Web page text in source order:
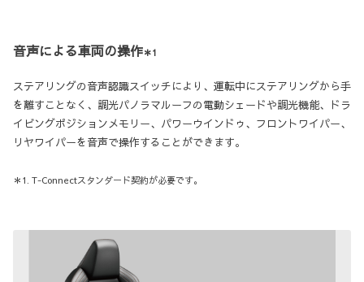
音声による車両の操作＊1
ステアリングの音声認識スイッチにより、運転中にステアリングから手
を離すことなく、調光パノラマルーフの電動シェードや調光機能、ドラ
イビングポジションメモリー、パワーウインドゥ、フロントワイパー、
リヤワイパーを音声で操作することができます。
＊1. T-Connectスタンダード契約が必要です。